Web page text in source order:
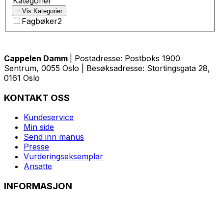
Vis Kategorier
Fagbøker2
Cappelen Damm
| Postadresse: Postboks 1900
Sentrum, 0055 Oslo | Besøksadresse: Stortingsgata 28,
0161 Oslo
KONTAKT OSS
Kundeservice
Min side
Send inn manus
Presse
Vurderingseksemplar
Ansatte
INFORMASJON